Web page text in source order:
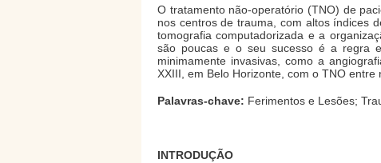
O tratamento não-operatório (TNO) de
nos centros de trauma, com altos índices
tomografia computadorizada e a
são poucas e o seu sucesso é a regra
minimamente invasivas, como a
XXIII, em Belo Horizonte, com o TNO entre
Palavras-chave: Ferimentos e Lesões;
INTRODUÇÃO